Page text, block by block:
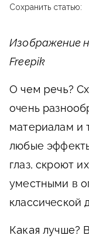
Сохранить статью:
Изображение
Freepik
О чем речь?
очень
материалам и
любые
глаз, скроют
уместными в
классической
Какая лучше?